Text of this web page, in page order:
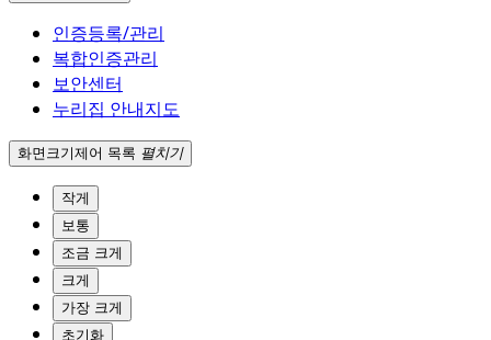
인증등록/관리
복합인증관리
보안센터
누리집 안내지도
화면크기제어 목록 펼치기
작게
보통
조금 크게
크게
가장 크게
초기화